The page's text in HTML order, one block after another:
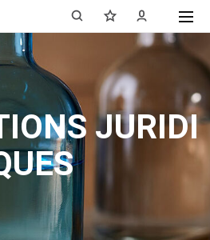
JURIDI